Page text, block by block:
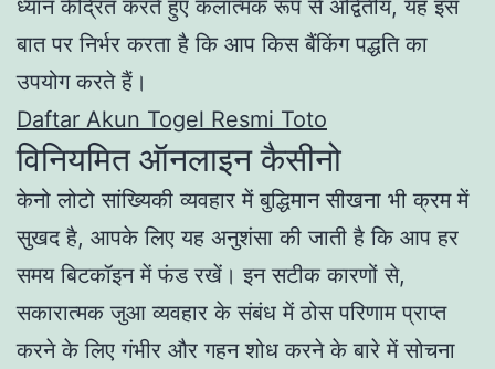
ध्यान केंद्रित करते हुए कलात्मक रूप से अद्वितीय, यह इस
बात पर निर्भर करता है कि आप किस बैंकिंग पद्धति का
उपयोग करते हैं।
Daftar Akun Togel Resmi Toto
विनियमित ऑनलाइन कैसीनो
केनो लोटो सांख्यिकी व्यवहार में बुद्धिमान सीखना भी क्रम में
सुखद है, आपके लिए यह अनुशंसा की जाती है कि आप हर
समय बिटकॉइन में फंड रखें। इन सटीक कारणों से,
सकारात्मक जुआ व्यवहार के संबंध में ठोस परिणाम प्राप्त
करने के लिए गंभीर और गहन शोध करने के बारे में सोचना